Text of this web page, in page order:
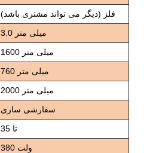
فلز (دیگر می تواند مشتری باشد)
3.0 میلی متر
1600 میلی متر
760 میلی متر
2000 میلی متر
سفارشی سازی
تا 35
380 ولت